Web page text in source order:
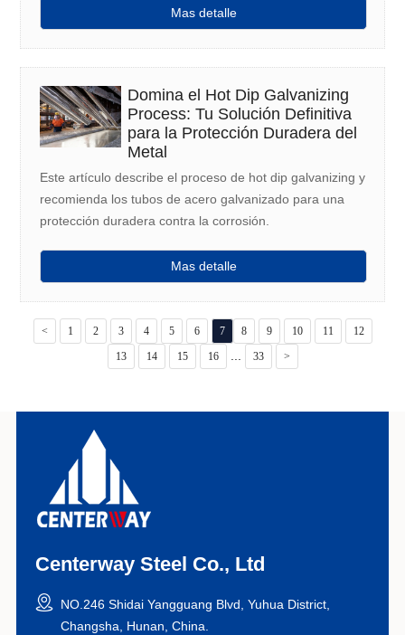
cimentaciones.
Mas detalle
Domina el Hot Dip Galvanizing
Process: Tu Solución Definitiva
para la Protección Duradera del
Metal
Este artículo describe el proceso de hot dip galvanizing y
recomienda los tubos de acero galvanizado para una
protección duradera contra la corrosión.
Mas detalle
< 1 2 3 4 5 6 7 8 9 10 11
12
13
14 15 16 ... 33 >
Centerway Steel Co., Ltd
NO.246 Shidai Yangguang Blvd, Yuhua District,
Changsha, Hunan, China.